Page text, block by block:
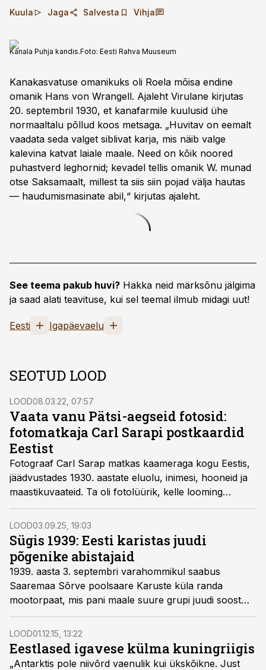
Kuula Jaga Salvesta Vihja
Kanala Puhja kandis.Foto: Eesti Rahva Muuseum
Kanakasvatuse omanikuks oli Roela mõisa endine
omanik Hans von Wrangell. Ajaleht Virulane kirjutas
20. septembril 1930, et kanafarmile kuulusid ühe
normaaltalu põllud koos metsaga. „Huvitav on eemalt
vaadata seda valget siblivat karja, mis näib valge
kalevina katvat laiale maale. Need on kõik noored
puhastverd leghornid; kevadel tellis omanik W. munad
otse Saksamaalt, millest ta siis siin pojad välja hautas
— haudumismasinate abil,“ kirjutas ajaleht.
See teema pakub huvi? Hakka neid märksõnu jälgima
ja saad alati teavituse, kui sel teemal ilmub midagi uut!
Eesti Igapäevaelu
SEOTUD LOOD
LOOD08.03.22, 07:57
Vaata vanu Pätsi-aegseid fotosid:
fotomatkaja Carl Sarapi postkaardid
Eestist
Fotograaf Carl Sarap matkas kaameraga kogu Eestis,
jäädvustades 1930. aastate eluolu, inimesi, hooneid ja
maastikuvaateid. Ta oli fotolüürik, kelle looming
puudutab paljusid.
LOOD03.09.25, 19:03
Sügis 1939: Eesti karistas juudi
põgenike abistajaid
1939. aasta 3. septembri varahommikul saabus
Saaremaa Sõrve poolsaare Karuste küla randa
mootorpaat, mis pani maale suure grupi juudi soost
põgenikke endisest Tšehhoslovakkiast, teatas järgmisel
päeval ajaleht Uus Eesti.
LOOD01.12.15, 13:22
Eestlased igavese külma kuningriigis
„Antarktis pole niivõrd vaenulik kui ükskõikne. Just